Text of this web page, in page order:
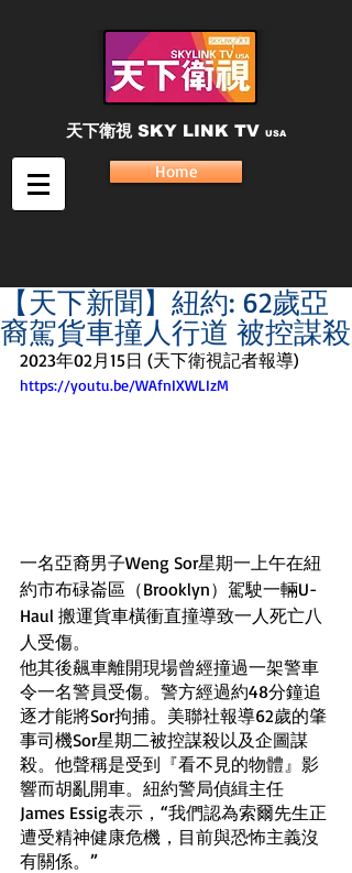
天下衛視 SKY LINK TV USA
Home
【天下新聞】紐約: 62歲亞
裔駕貨車撞人行道 被控謀殺
2023年02月15日 (天下衛視記者報導)
https://youtu.be/WAfnIXWLIzM
一名亞裔男子Weng Sor星期一上午在紐
約市布碌崙區（Brooklyn）駕駛一輛U-
Haul 搬運貨車橫衝直撞導致一人死亡八
人受傷。
他其後飆車離開現場曾經撞過一架警車
令一名警員受傷。警方經過約48分鐘追
逐才能將Sor拘捕。美聯社報導62歲的肇
事司機Sor星期二被控謀殺以及企圖謀
殺。他聲稱是受到『看不見的物體』影
響而胡亂開車。紐約警局偵緝主任
James Essig表示，“我們認為索爾先生正
遭受精神健康危機，目前與恐怖主義沒
有關係。”